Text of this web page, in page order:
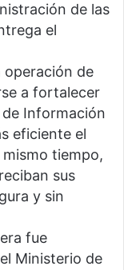
de las
el
operación de
a fortalecer
Información
eficiente el
tiempo,
sus
y sin
fue
Ministerio de